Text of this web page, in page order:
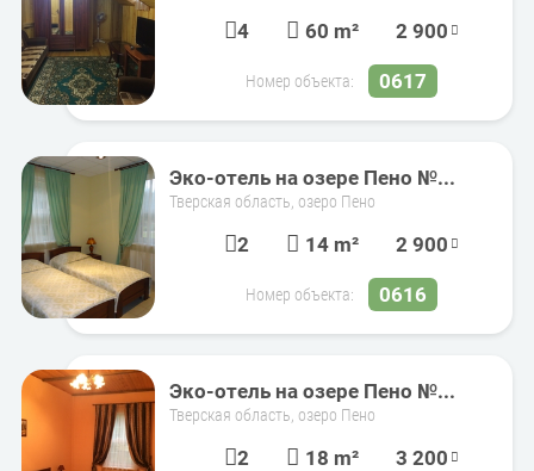
4 60 m² 2 900
Номер объекта: 0617
Эко-отель на озере Пено №...
Тверская область, озеро Пено
2 14 m² 2 900
Номер объекта: 0616
Эко-отель на озере Пено №...
Тверская область, озеро Пено
2 18 m² 3 200